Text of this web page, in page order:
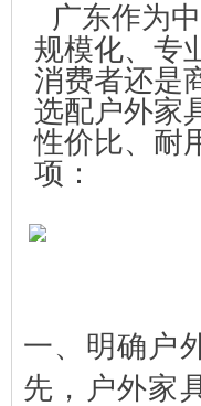
广东作为
规模化、专
消费者还是
选配户外家
性价比、耐
项：
一、明确户
先，户外家